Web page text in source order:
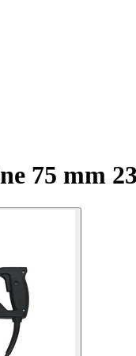
75 mm